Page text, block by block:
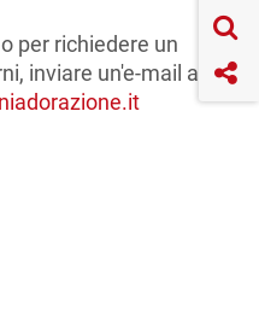
per richiedere un
inviare un'e-mail a